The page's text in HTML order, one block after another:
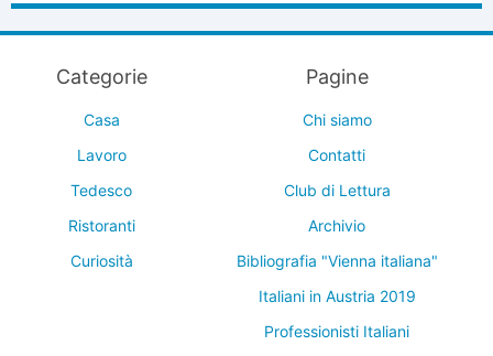
Categorie
Casa
Lavoro
Tedesco
Ristoranti
Curiosità
Pagine
Chi siamo
Contatti
Club di Lettura
Archivio
Bibliografia "Vienna italiana"
Italiani in Austria 2019
Professionisti Italiani